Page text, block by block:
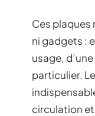
Ces plaques
ni gadgets :
usage,
particulier.
circulation